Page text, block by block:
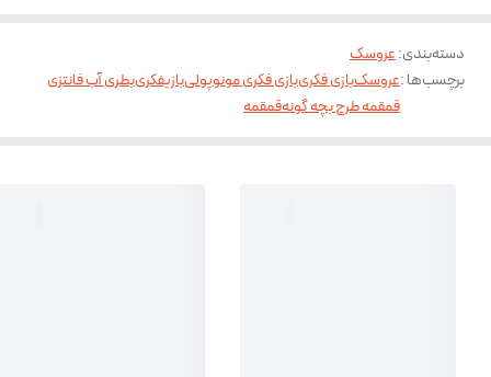
دسته‌بندی:عروسک
برچسب‌ها :عروسکبازی فکریبازی فکری مونوپولیبازیفکریبطری آب فانتزی
قمقمه طرح بچه گونهقمقمه